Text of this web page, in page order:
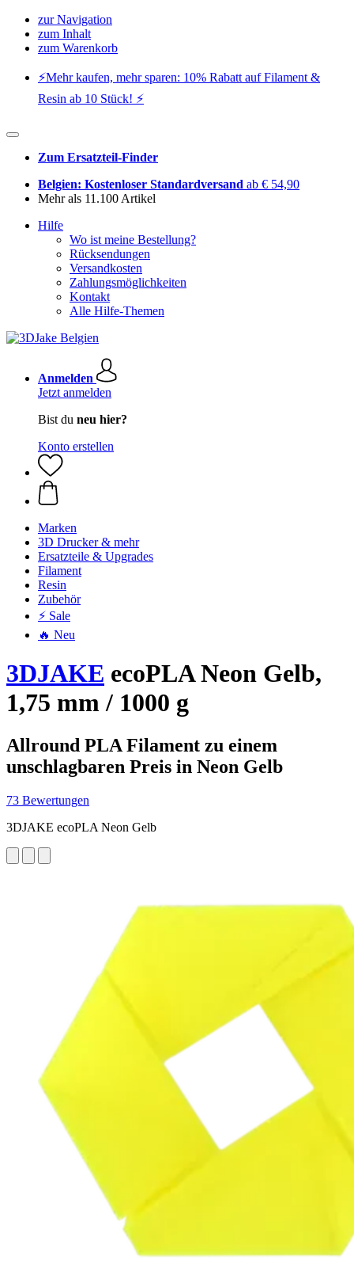
zur Navigation
zum Inhalt
zum Warenkorb
⚡️Mehr kaufen, mehr sparen: 10% Rabatt auf Filament &
Resin ab 10 Stück! ⚡️
Zum Ersatzteil-Finder
Belgien: Kostenloser Standardversand ab € 54,90
Mehr als 11.100 Artikel
Hilfe
Wo ist meine Bestellung?
Rücksendungen
Versandkosten
Zahlungsmöglichkeiten
Kontakt
Alle Hilfe-Themen
Anmelden
Jetzt anmelden
Bist du neu hier?
Konto erstellen
Marken
3D Drucker & mehr
Ersatzteile & Upgrades
Filament
Resin
Zubehör
⚡ Sale
🔥 Neu
3DJAKE ecoPLA Neon Gelb,
1,75 mm / 1000 g
Allround PLA Filament zu einem
unschlagbaren Preis in Neon Gelb
73 Bewertungen
3DJAKE ecoPLA Neon Gelb